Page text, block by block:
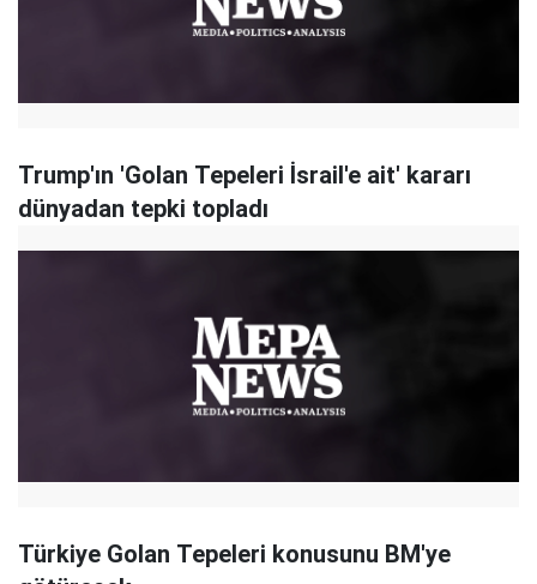
Trump'ın 'Golan Tepeleri İsrail'e ait' kararı
dünyadan tepki topladı
Türkiye Golan Tepeleri konusunu BM'ye